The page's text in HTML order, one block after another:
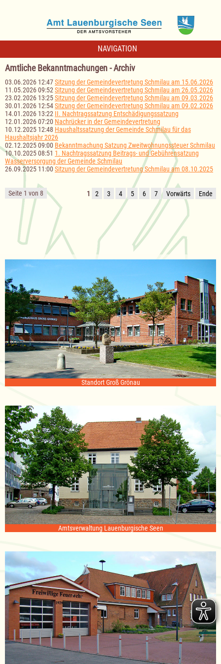
NAVIGATION
Amtliche Bekanntmachungen - Archiv
03.06.2026 12:47Sitzung der Gemeindevertretung Schmilau am 15.06.2026
11.05.2026 09:52 Sitzung der Gemeindevertretung Schmilau am 26.05.2026
23.02.2026 13:25Sitzung der Gemeindevertretung Schmilau am 09.03.2026
30.01.2026 12:54Sitzung der Gemeindevertretung Schmilau am 09.02.2026
14.01.2026 13:22 II. Nachtragssatzung Entschädigungssatzung
12.01.2026 07:20 Nachrücker in der Gemeindevertretung
10.12.2025 12:48 Haushaltssatzung der Gemeinde Schmilau für das
Haushaltsjahr 2026
02.12.2025 09:00 Bekanntmachung Satzung Zweitwohnungssteuer Schmilau
10.10.2025 08:51 1. Nachtragssatzung Beitrags- und Gebührensatzung
Wasserversorgung der Gemeinde Schmilau
26.09.2025 11:00 Sitzung der Gemeindevertretung Schmilau am 08.10.2025
Seite 1 von 8 1 2 3 4 5 6 7 Vorwärts Ende
Standort Groß Grönau
Amtsverwaltung Lauenburgische Seen